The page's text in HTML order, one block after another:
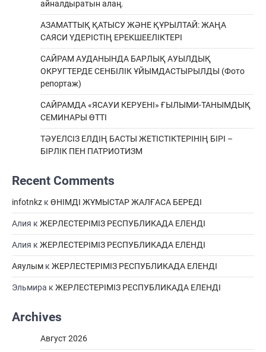
айналдыратын алаң.
АЗАМАТТЫҚ ҚАТЫСУ ЖӘНЕ ҚҰРЫЛТАЙ: ЖАҢА
САЯСИ ҮДЕРІСТІҢ ЕРЕКШEЕЛІКТЕРІ
САЙРАМ АУДАНЫНДА БАРЛЫҚ АУЫЛДЫҚ
ОКРУГТЕРДЕ СЕНБІЛІК ҰЙЫМДАСТЫРЫЛДЫ (Фото
репортаж)
САЙРАМДА «ЯСАУИ КЕРУЕНІ» ҒЫЛЫМИ-ТАНЫМДЫҚ
СЕМИНАРЫ ӨТТІ
ТӘУЕЛСІЗ ЕЛДІҢ БАСТЫ ЖЕТІСТІКТЕРІНІҢ БІРІ –
БІРЛІК ПЕН ПАТРИОТИЗМ
Recent Comments
infotnkz к ӨНІМДІ ЖҰМЫСТАР ЖАЛҒАСА БЕРЕДІ
Алия к ЖЕРЛЕСТЕРІМІЗ РЕСПУБЛИКАДА ЕЛЕНДІ
Алия к ЖЕРЛЕСТЕРІМІЗ РЕСПУБЛИКАДА ЕЛЕНДІ
Аяулым к ЖЕРЛЕСТЕРІМІЗ РЕСПУБЛИКАДА ЕЛЕНДІ
Эльмира к ЖЕРЛЕСТЕРІМІЗ РЕСПУБЛИКАДА ЕЛЕНДІ
Archives
Август 2026